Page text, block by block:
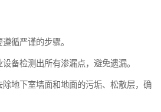
循严谨的步骤。
备检测出所有渗漏点，避免遗漏。
地下室墙面和地面的污垢、松散层，确